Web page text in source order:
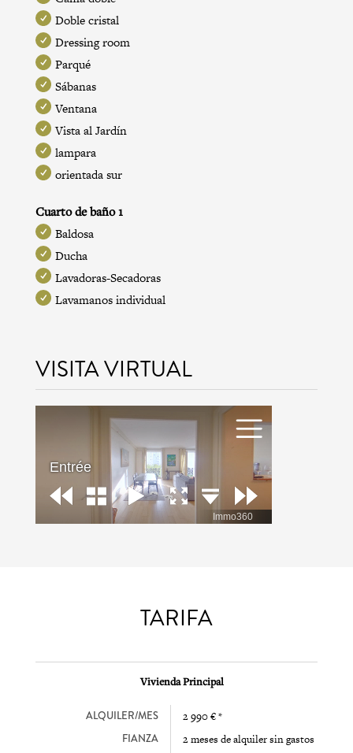
Doble cristal
Dressing room
Parqué
Sábanas
Ventana
Vista al Jardín
lampara
orientada sur
Cuarto de baño 1
Baldosa
Ducha
Lavadoras-Secadoras
Lavamanos individual
VISITA VIRTUAL
TARIFA
Vivienda Principal
ALQUILER/MES 2 990 € *
FIANZA 2 meses de alquiler sin gastos